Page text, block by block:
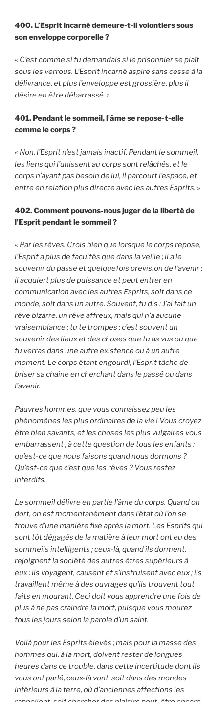
400. L’Esprit incarné demeure-t-il volontiers sous
son enveloppe corporelle ?
« C’est comme si tu demandais si le prisonnier se plaît
sous les verrous. L’Esprit incarné aspire sans cesse à la
délivrance, et plus l’enveloppe est grossière, plus il
désire en être débarrassé. »
401. Pendant le sommeil, l’âme se repose-t-elle
comme le corps ?
« Non, l’Esprit n’est jamais inactif. Pendant le sommeil,
les liens qui l’unissent au corps sont relâchés, et le
corps n’ayant pas besoin de lui, il parcourt l’espace, et
entre en relation plus directe avec les autres Esprits. »
402. Comment pouvons-nous juger de la liberté de
l’Esprit pendant le sommeil ?
« Par les rêves. Crois bien que lorsque le corps repose,
l’Esprit a plus de facultés que dans la veille ; il a le
souvenir du passé et quelquefois prévision de l’avenir ;
il acquiert plus de puissance et peut entrer en
communication avec les autres Esprits, soit dans ce
monde, soit dans un autre. Souvent, tu dis : J’ai fait un
rêve bizarre, un rêve affreux, mais qui n’a aucune
vraisemblance ; tu te trompes ; c’est souvent un
souvenir des lieux et des choses que tu as vus ou que
tu verras dans une autre existence ou à un autre
moment. Le corps étant engourdi, l’Esprit tâche de
briser sa chaîne en cherchant dans le passé ou dans
l’avenir.
Pauvres hommes, que vous connaissez peu les
phénomènes les plus ordinaires de la vie ! Vous croyez
être bien savants, et les choses les plus vulgaires vous
embarrassent ; à cette question de tous les enfants :
qu’est-ce que nous faisons quand nous dormons ?
Qu’est-ce que c’est que les rêves ? Vous restez
interdits.
Le sommeil délivre en partie l’âme du corps. Quand on
dort, on est momentanément dans l’état où l’on se
trouve d’une manière fixe après la mort. Les Esprits qui
sont tôt dégagés de la matière à leur mort ont eu des
sommeils intelligents ; ceux-là, quand ils dorment,
rejoignent la société des autres êtres supérieurs à
eux : ils voyagent, causent et s’instruisent avec eux ; ils
travaillent même à des ouvrages qu’ils trouvent tout
faits en mourant. Ceci doit vous apprendre une fois de
plus à ne pas craindre la mort, puisque vous mourez
tous les jours selon la parole d’un saint.
Voilà pour les Esprits élevés ; mais pour la masse des
hommes qui, à la mort, doivent rester de longues
heures dans ce trouble, dans cette incertitude dont ils
vous ont parlé, ceux-là vont, soit dans des mondes
inférieurs à la terre, où d’anciennes affections les